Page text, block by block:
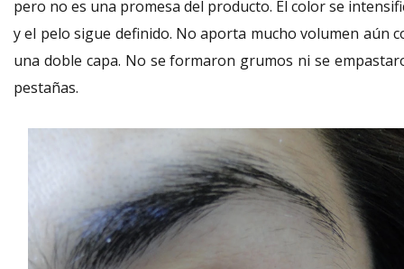
pero no es una promesa del producto. El color se
y el pelo sigue definido. No aporta mucho volumen aún
una doble capa. No se formaron grumos ni se
pestañas.